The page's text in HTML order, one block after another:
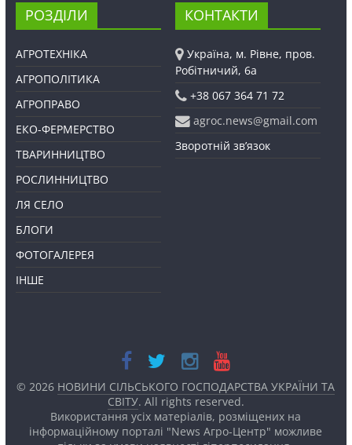
РОЗДІЛИ
АГРОТЕХНІКА
АГРОПОЛІТИКА
АГРОПРАВО
ЕКО-ФЕРМЕРСТВО
ТВАРИННИЦТВО
РОСЛИННИЦТВО
ЛЯ СЕЛО
БЛОГИ
ФОТОГАЛЕРЕЯ
ІНШЕ
КОНТАКТИ
Україна, м. Рівне, пров.
Робітничий, 6а
+38 067 364 71 72
agroc.news@gmail.com
Зворотній зв’язок
© 2026 НОВИНИ СІЛЬСЬКОГО ГОСПОДАРСТВА УКРАЇНИ ТА
СВІТУ. All rights reserved.
Використання усіх матеріалів, розміщених на
інформаційному порталі "News Агро-Центр" можливе